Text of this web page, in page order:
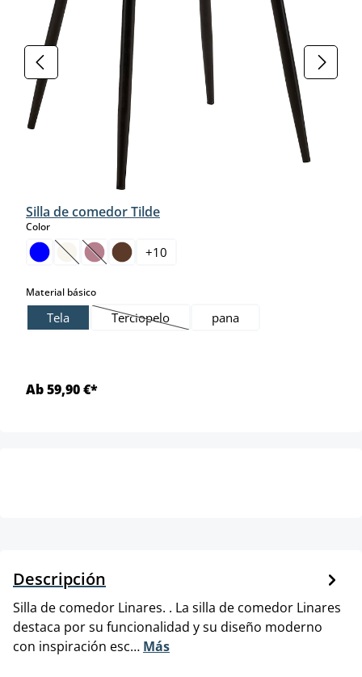
Silla de comedor Tilde
Colorselect
(Esta opción no está disponible en este momento.)
(Esta opción no está disponible en este momento.)
+10
Material básicoselect
Tela Terciopelo
(Esta opción no está disponible en este
pana
Ab 59,90 €*
Descripción
Silla de comedor Linares. . La silla de comedor Linares
destaca por su funcionalidad y su diseño moderno
con inspiración esc… Más